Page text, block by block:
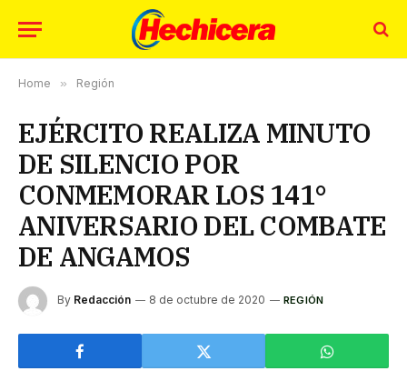
Home » Región
EJÉRCITO REALIZA MINUTO
DE SILENCIO POR
CONMEMORAR LOS 141°
ANIVERSARIO DEL COMBATE
DE ANGAMOS
By Redacción 8 de octubre de 2020 REGIÓN